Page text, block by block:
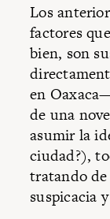
Los
factores
bien, son
en
de una
asumir la
ciudad?),
tratando
suspicacia